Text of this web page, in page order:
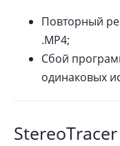
Повторный
.MP4;
Сбой
одинаковых